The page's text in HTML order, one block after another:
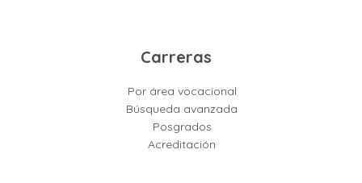
Carreras
Por área vocacional
Búsqueda avanzada
Posgrados
Acreditación